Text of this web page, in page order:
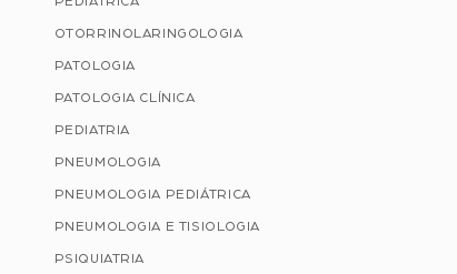
OTORRINOLARINGOLOGIA
PATOLOGIA
PATOLOGIA CLÍNICA
PEDIATRIA
PNEUMOLOGIA
PNEUMOLOGIA PEDIÁTRICA
PNEUMOLOGIA E TISIOLOGIA
PSIQUIATRIA